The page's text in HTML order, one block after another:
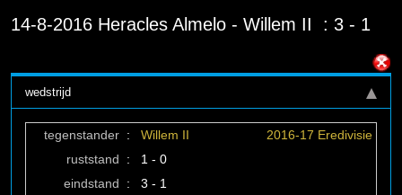
14-8-2016 Heracles Almelo - Willem II : 3 - 1
wedstrijd
tegenstander : Willem II
2016-17 Eredivisie
ruststand
:
1 - 0
eindstand
:
3 - 1